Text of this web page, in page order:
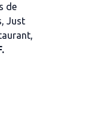
de
Just